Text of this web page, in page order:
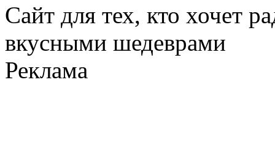
Сайт для тех, кто хочет
вкусными шедеврами
Реклама